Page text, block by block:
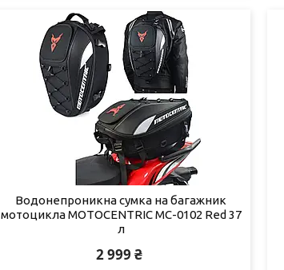
Водонепроникна сумка на багажник
мотоцикла MOTOCENTRIC MC-0102 Red 37
л
2 999 ₴